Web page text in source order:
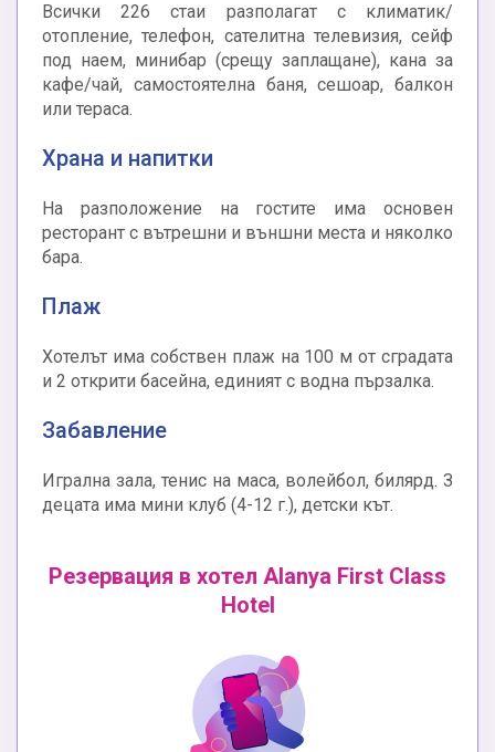
Всички 226 стаи разполагат с климатик/
отопление, телефон, сателитна телевизия, сейф
под наем, минибар (срещу заплащане), кана за
кафе/чай, самостоятелна баня, сешоар, балкон
или тераса.
Храна и напитки
На разположение на гостите има основен
ресторант с вътрешни и външни места и няколко
бара.
Плаж
Хотелът има собствен плаж на 100 м от сградата
и 2 открити басейна, единият с водна пързалка.
Забавление
Игрална зала, тенис на маса, волейбол, билярд. З
децата има мини клуб (4-12 г.), детски кът.
Резервация в хотел Alanya First Class
Hotel